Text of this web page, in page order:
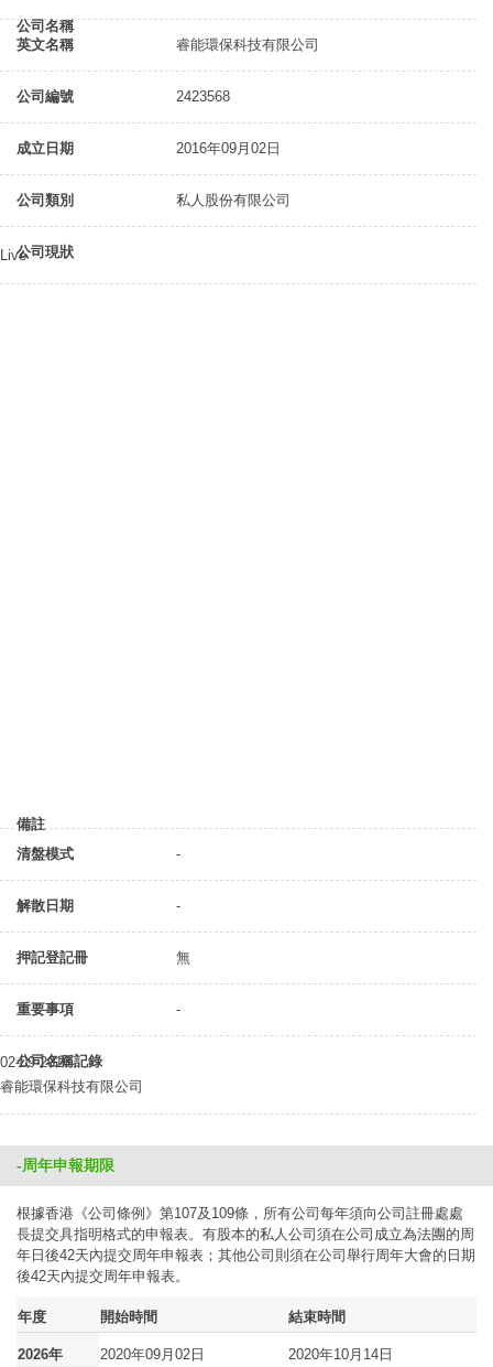
公司名稱
英文名稱
睿能環保科技有限公司
公司編號 2423568
成立日期 2016年09月02日
公司類別 私人股份有限公司
公司現狀
Live
備註
清盤模式
-
解散日期 -
押記登記冊 無
重要事項 -
公司名稱記錄
02-09-2016
睿能環保科技有限公司
-周年申報期限
根據香港《公司條例》第107及109條，所有公司每年須向公司註冊處處
長提交具指明格式的申報表。有股本的私人公司須在公司成立為法團的周
年日後42天內提交周年申報表；其他公司則須在公司舉行周年大會的日期
後42天內提交周年申報表。
年度 開始時間 結束時間
2026年 2020年09月02日 2020年10月14日